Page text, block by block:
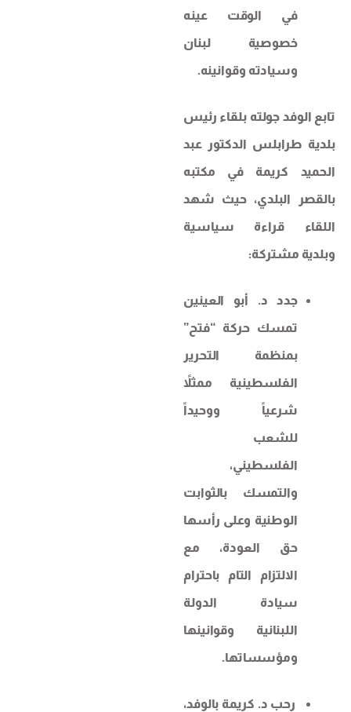
في الوقت عينه
خصوصية لبنان
وسيادته وقوانينه.
تابع الوفد جولته بلقاء رئيس
بلدية طرابلس الدكتور عبد
الحميد كريمة في مكتبه
بالقصر البلدي، حيث شهد
اللقاء قراءة سياسية
وبلدية مشتركة:
جدد د. أبو العينين
تمسك حركة “فتح”
بمنظمة التحرير
الفلسطينية ممثلاً
شرعياً ووحيداً
للشعب
الفلسطيني،
والتمسك بالثوابت
الوطنية وعلى رأسها
حق العودة، مع
الالتزام التام باحترام
سيادة الدولة
اللبنانية وقوانينها
ومؤسساتها.
رحب د. كريمة بالوفد،